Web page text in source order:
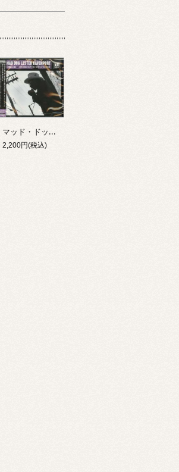
マッド・ドッグ・レスター・ダヴェンポート/ アイ・スメル・ア・ラット(CD)
2,200円(税込)